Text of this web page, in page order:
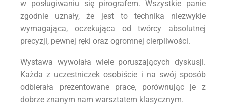
w posługiwaniu się pirografem. Wszystkie panie
zgodnie uznały, że jest to technika niezwykle
wymagająca, oczekująca od twórcy absolutnej
precyzji, pewnej ręki oraz ogromnej cierpliwości.
Wystawa wywołała wiele poruszających dyskusji.
Każda z uczestniczek osobiście i na swój sposób
odbierała prezentowane prace, porównując je z
dobrze znanym nam warsztatem klasycznym.